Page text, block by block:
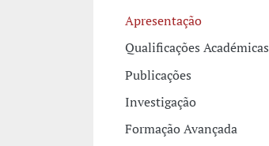
Apresentação
Qualificações Académicas
Publicações
Investigação
Formação Avançada